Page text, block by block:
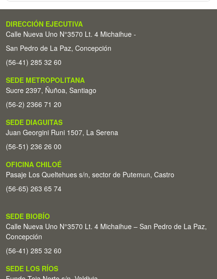
DIRECCIÓN EJECUTIVA
Calle Nueva Uno N°3570 Lt. 4 Michaihue -
San Pedro de La Paz, Concepción
(56-41) 285 32 60
SEDE METROPOLITANA
Sucre 2397, Ñuñoa, Santiago
(56-2) 2366 71 20
SEDE DIAGUITAS
Juan Georgini Runi 1507, La Serena
(56-51) 236 26 00
OFICINA CHILOÉ
Pasaje Los Queltehues s/n, sector de Putemun, Castro
(56-65) 263 65 74
SEDE BIOBÍO
Calle Nueva Uno N°3570 Lt. 4 Michaihue – San Pedro de La Paz,
Concepción
(56-41) 285 32 60
SEDE LOS RÍOS